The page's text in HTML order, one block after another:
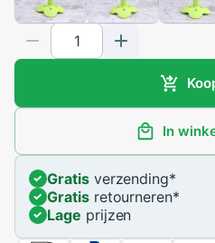
In
Gratisverzending*
Gratisretourneren*
Lage prijzen